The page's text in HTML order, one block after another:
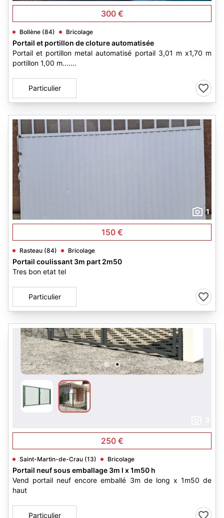
300 €
Bollène (84) Bricolage
Portail et portillon de cloture automatisée
Portail et portillon metal automatisé portail 3,01 m x1,70 m
portillon 1,00 m.......
Particulier
1
150 €
Rasteau (84) Bricolage
Portail coulissant 3m part 2m50
Tres bon etat tel
Particulier
250 €
Saint-Martin-de-Crau (13) Bricolage
Portail neuf sous emballage 3m l x 1m50 h
Vend portail neuf encore emballé 3m de long x 1m50 de
haut
Particulier